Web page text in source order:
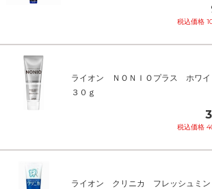
税込価格
ライオン ＮＯＮＩＯプラス ホワ
３０ｇ
税込価格
ライオン クリニカ フレッシュミ